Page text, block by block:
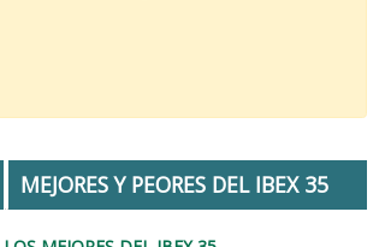
MEJORES Y PEORES DEL IBEX 35